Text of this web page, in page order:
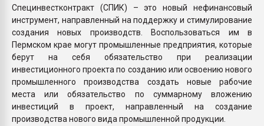
Специнвестконтракт (СПИК) – это новый нефинансовый
инструмент, направленный на поддержку и стимулирование
создания новых производств. Воспользоваться им в
Пермском крае могут промышленные предприятия, которые
берут на себя обязательство при реализации
инвестиционного проекта по созданию или освоению нового
промышленного производства создать новые рабочие
места или обязательство по суммарному вложению
инвестиций в проект, направленный на создание
производства нового вида промышленной продукции.